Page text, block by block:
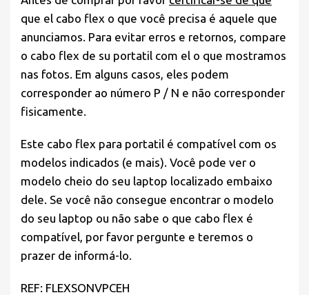
que el cabo flex o que você precisa é aquele que
anunciamos. Para evitar erros e retornos, compare
o cabo flex de su portatil com el o que mostramos
nas fotos. Em alguns casos, eles podem
corresponder ao número P / N e não corresponder
fisicamente.
Este cabo flex para portatil é compatível com os
modelos indicados (e mais). Você pode ver o
modelo cheio do seu laptop localizado embaixo
dele. Se você não consegue encontrar o modelo
do seu laptop ou não sabe o que cabo flex é
compatível, por favor pergunte e teremos o
prazer de informá-lo.
REF: FLEXSONVPCEH